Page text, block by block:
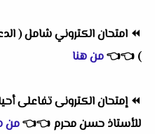
⏪ امتحان الكتروني شامل (
)
👈
👈من هنا
⏪إمتحان الكترونى تفاعلى
للأستاذ حسن محرم 👈
👈من